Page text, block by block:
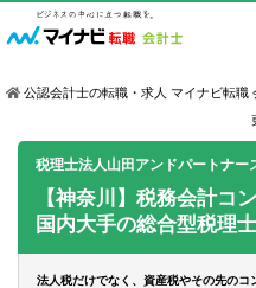
公認会計士の転職・求人 マイナビ転職
税理士法人山田アンドパートナー
【神奈川】税務会計コ
国内大手の総合型税理
法人税だけでなく、資産税やその先の